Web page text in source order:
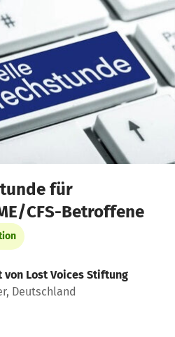
anzeigen
für
CFS-Betroffene
von Lost Voices Stiftung
Deutschland